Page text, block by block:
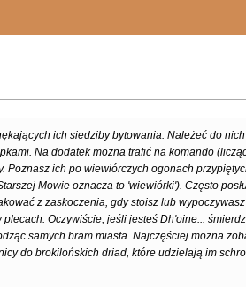
ich siedziby bytowania. Należeć do
Na dodatek można trafić na komando
ich po wiewiórczych ogonach
Mowie oznacza to 'wiewiórki'). Często
z zaskoczenia, gdy stoisz lub
Oczywiście, jeśli jesteś Dh'oine...
samych bram miasta. Najczęściej można
do brokilońskich driad, które udzielają im